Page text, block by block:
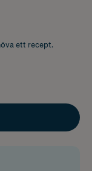
ett recept.